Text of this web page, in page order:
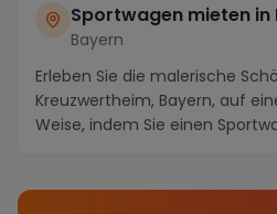
Sportwagen mieten
Bayern
Erleben Sie die malerische
Kreuzwertheim, Bayern, auf
Weise, indem Sie einen